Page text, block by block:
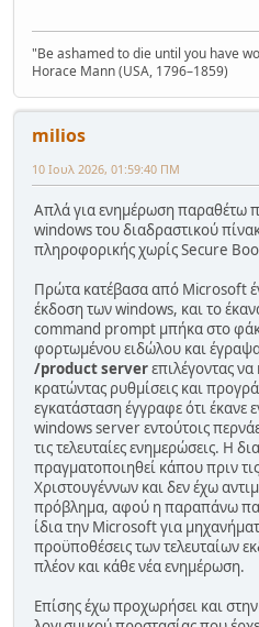
"Be ashamed to die until you have
Horace Mann (USA, 1796–1859)
milios
10 Ιουλ 2026, 01:59:40 ΠΜ
Απλά για ενημέρωση παραθέτω
windows του διαδραστικού
πληροφορικής χωρίς Secure
Πρώτα κατέβασα από Microsoft
έκδοση των windows, και το
command prompt μπήκα στο
φορτωμένου ειδώλου και
/product serverεπιλέγοντας
κρατώντας ρυθμίσεις και
εγκατάσταση έγγραφε ότι έκανε
windows server εντούτοις
τις τελευταίες ενημερώσεις. Η
πραγματοποιηθεί κάπου πριν
Χριστουγέννων και δεν έχω
πρόβλημα, αφού η παραπάνω
ίδια την Microsoft για
προϋποθέσεις των τελευταίων
πλέον και κάθε νέα ενημέρωση.
Επίσης έχω προχωρήσει και